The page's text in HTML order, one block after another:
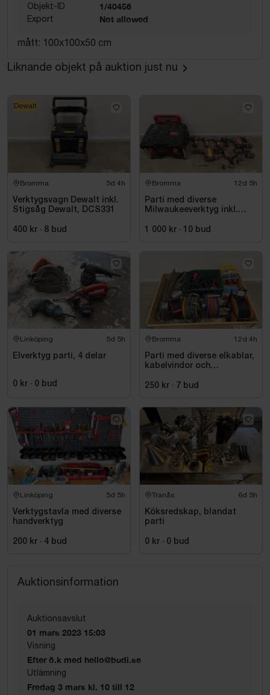
Objekt-ID 1/40456
Export Not allowed
mått: 100x100x50 cm
Liknande objekt på auktion just nu
Bromma 5d 4h
Verktygsvagn Dewalt inkl.
Stigsåg Dewalt, DCS331
400 kr · 8 bud
Dewalt
Bromma 12d 5h
Parti med diverse
Milwaukeeverktyg inkl.
1 000 kr · 10 bud
Linköping 5d 5h
Elverktyg parti, 4 delar
0 kr · 0 bud
Bromma 12d 4h
Parti med diverse elkablar,
kabelvindor och
250 kr · 7 bud
Linköping 5d 5h
Verktygstavla med diverse
handverktyg
200 kr · 4 bud
Tranås 6d 5h
Köksredskap, blandat
parti
0 kr · 0 bud
Auktionsinformation
Auktionsavslut
01 mars 2023 15:03
Visning
Efter ö.k med hello@budi.se
Utlämning
Fredag 3 mars kl. 10 till 12